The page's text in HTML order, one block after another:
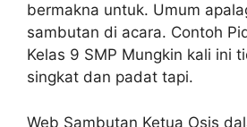
bermakna untuk. Umum
sambutan di acara. Contoh
Kelas 9 SMP Mungkin kali ini
singkat dan padat tapi.
Web Sambutan Ketua Osis